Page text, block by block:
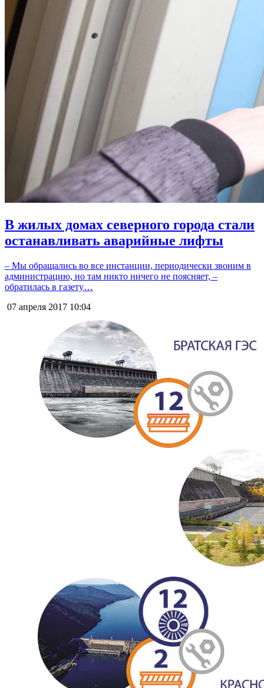
В жилых домах северного города стали
останавливать аварийные лифты
– Мы обращались во все инстанции, периодически звоним в
администрацию, но там никто ничего не поясняет, –
обратилась в газету…
07 апреля 2017 10:04